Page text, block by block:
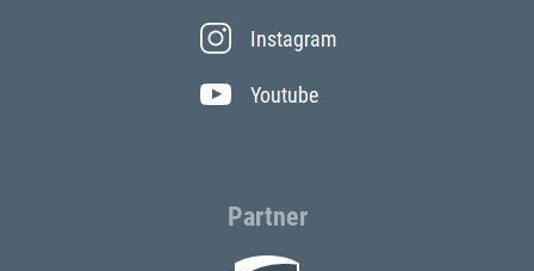
Instagram
Youtube
Partner